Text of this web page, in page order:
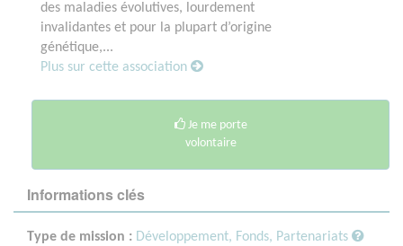
des maladies évolutives, lourdement
invalidantes et pour la plupart d’origine
génétique,...
Plus sur cette association
Je me porte
volontaire
Informations clés
Type de mission : Développement, Fonds, Partenariats